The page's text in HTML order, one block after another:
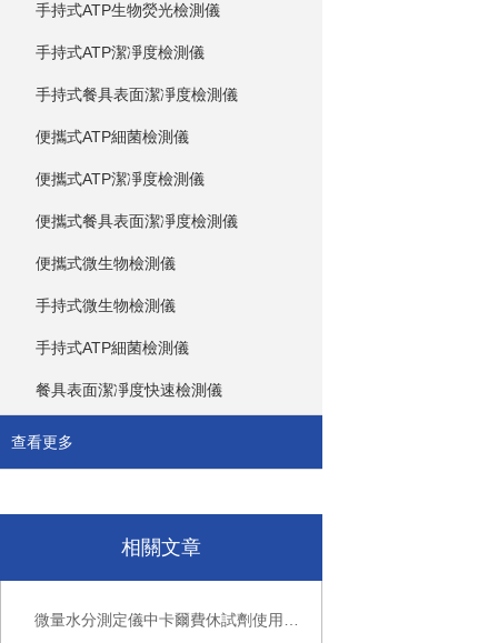
手持式ATP生物熒光檢測儀
手持式ATP潔凈度檢測儀
手持式餐具表面潔凈度檢測儀
便攜式ATP細菌檢測儀
便攜式ATP潔凈度檢測儀
便攜式餐具表面潔凈度檢測儀
便攜式微生物檢測儀
手持式微生物檢測儀
手持式ATP細菌檢測儀
餐具表面潔凈度快速檢測儀
查看更多
相關文章